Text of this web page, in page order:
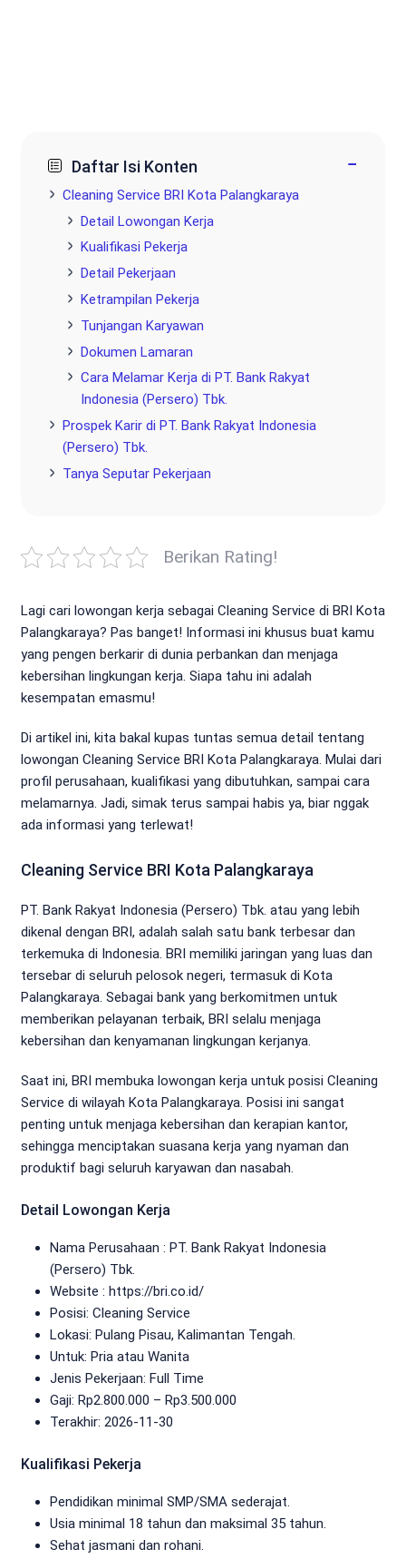
Daftar Isi Konten −
Cleaning Service BRI Kota Palangkaraya
Detail Lowongan Kerja
Kualifikasi Pekerja
Detail Pekerjaan
Ketrampilan Pekerja
Tunjangan Karyawan
Dokumen Lamaran
Cara Melamar Kerja di PT. Bank Rakyat
Indonesia (Persero) Tbk.
Prospek Karir di PT. Bank Rakyat Indonesia
(Persero) Tbk.
Tanya Seputar Pekerjaan
Berikan Rating!
Lagi cari lowongan kerja sebagai Cleaning Service di BRI Kota
Palangkaraya? Pas banget! Informasi ini khusus buat kamu
yang pengen berkarir di dunia perbankan dan menjaga
kebersihan lingkungan kerja. Siapa tahu ini adalah
kesempatan emasmu!
Di artikel ini, kita bakal kupas tuntas semua detail tentang
lowongan Cleaning Service BRI Kota Palangkaraya. Mulai dari
profil perusahaan, kualifikasi yang dibutuhkan, sampai cara
melamarnya. Jadi, simak terus sampai habis ya, biar nggak
ada informasi yang terlewat!
Cleaning Service BRI Kota Palangkaraya
PT. Bank Rakyat Indonesia (Persero) Tbk. atau yang lebih
dikenal dengan BRI, adalah salah satu bank terbesar dan
terkemuka di Indonesia. BRI memiliki jaringan yang luas dan
tersebar di seluruh pelosok negeri, termasuk di Kota
Palangkaraya. Sebagai bank yang berkomitmen untuk
memberikan pelayanan terbaik, BRI selalu menjaga
kebersihan dan kenyamanan lingkungan kerjanya.
Saat ini, BRI membuka lowongan kerja untuk posisi Cleaning
Service di wilayah Kota Palangkaraya. Posisi ini sangat
penting untuk menjaga kebersihan dan kerapian kantor,
sehingga menciptakan suasana kerja yang nyaman dan
produktif bagi seluruh karyawan dan nasabah.
Detail Lowongan Kerja
Nama Perusahaan : PT. Bank Rakyat Indonesia
(Persero) Tbk.
Website : https://bri.co.id/
Posisi: Cleaning Service
Lokasi: Pulang Pisau, Kalimantan Tengah.
Untuk: Pria atau Wanita
Jenis Pekerjaan: Full Time
Gaji: Rp2.800.000 – Rp3.500.000
Terakhir: 2026-11-30
Kualifikasi Pekerja
Pendidikan minimal SMP/SMA sederajat.
Usia minimal 18 tahun dan maksimal 35 tahun.
Sehat jasmani dan rohani.